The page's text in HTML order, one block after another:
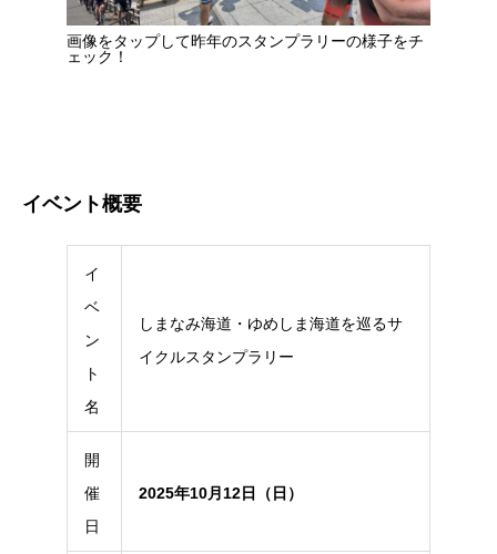
画像をタップして昨年のスタンプラリーの様子をチ
ェック！
イベント概要
イ
ベ
ン
ト
名
しまなみ海道・ゆめしま海道を巡るサ
イクルスタンプラリー
開
催
日
2025年10月12日（日）